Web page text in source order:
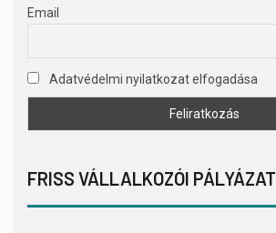
Email
Adatvédelmi nyilatkozat elfogadása
FRISS VÁLLALKOZÓI PÁLYÁZAT